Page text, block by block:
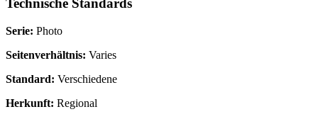
Technische Standards
Serie: Photo
Seitenverhältnis: Varies
Standard: Verschiedene
Herkunft: Regional